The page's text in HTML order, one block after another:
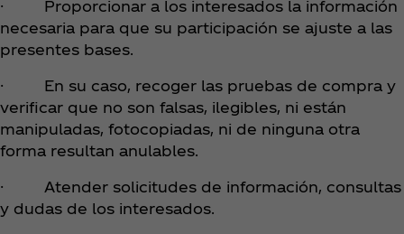
· Proporcionar a los interesados la información
necesaria para que su participación se ajuste a las
presentes bases.
· En su caso, recoger las pruebas de compra y
verificar que no son falsas, ilegibles, ni están
manipuladas, fotocopiadas, ni de ninguna otra
forma resultan anulables.
· Atender solicitudes de información, consultas
y dudas de los interesados.